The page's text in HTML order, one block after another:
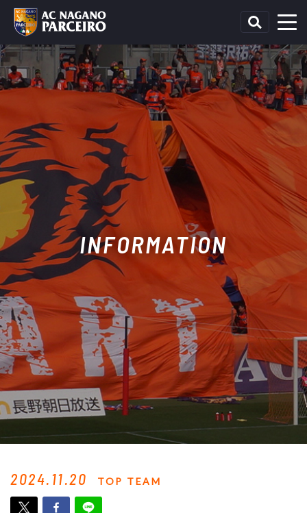
INFORMATION
2024.11.20 TOP TEAM